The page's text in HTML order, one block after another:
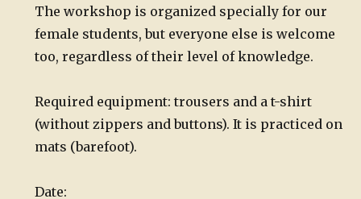
The workshop is organized specially for our
female students, but everyone else is welcome
too, regardless of their level of knowledge.
Required equipment: trousers and a t-shirt
(without zippers and buttons). It is practiced on
mats (barefoot).
Date: